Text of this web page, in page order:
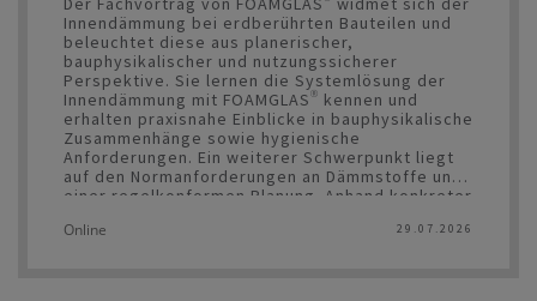
Innendämmung bei erdberührten Bauteilen und
beleuchtet diese aus planerischer,
bauphysikalischer und nutzungssicherer
Perspektive. Sie lernen die Systemlösung der
Innendämmung mit FOAMGLAS® kennen und
erhalten praxisnahe Einblicke in bauphysikalische
Zusammenhänge sowie hygienische
Anforderungen. Ein weiterer Schwerpunkt liegt
auf den Normanforderungen an Dämmstoffe und
einer regelkonformen Planung. Anhand konkreter
Dämmung von Wand, Decke und Boden
Online 29.07.2026